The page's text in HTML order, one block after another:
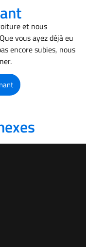
et nous
vous ayez déjà eu
encore subies, nous